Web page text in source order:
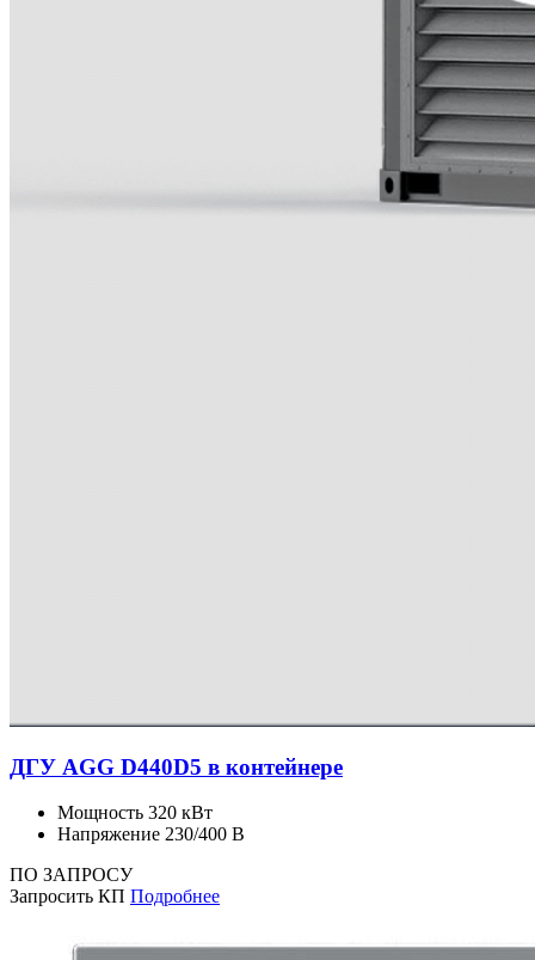
ДГУ AGG D440D5 в контейнере
Мощность 320 кВт
Напряжение 230/400 В
ПО ЗАПРОСУ
Запросить КП Подробнее